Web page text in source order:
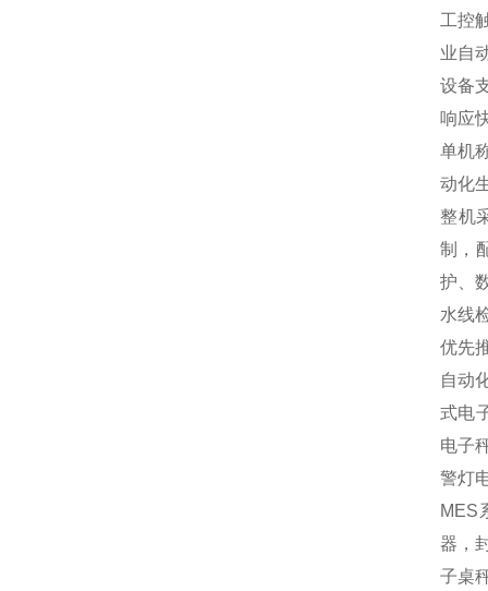
工控
业自
设备
响应
单机
动化
整机
制，
护、
水线
优先
自动
式电
电子
警灯
MES
器，
子桌